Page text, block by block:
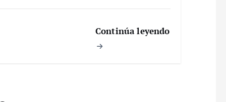
Continúa leyendo